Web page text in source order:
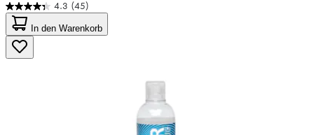
4.3 (45)
4.3
von
5
Sternen.
45
In den Warenkorb